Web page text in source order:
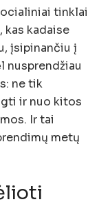
tinklai
kas kadaise
įsipinančiu į
nusprendžiau
ne tik
ir nuo kitos
Ir tai
metų